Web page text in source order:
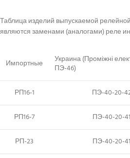
Таблица изделий выпускаемой
являются заменами (аналогами) реле
Импортные
Украина (Проміжні
ПЭ-46)
РП16-1 ПЭ-40-20-
РП16-7 ПЭ-40-20-
РП-23 ПЭ-40-20-